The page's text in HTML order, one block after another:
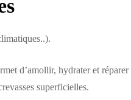
d’amollir, hydrater et réparer
superficielles.